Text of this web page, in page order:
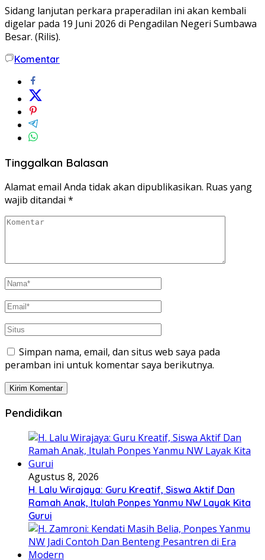
Sidang lanjutan perkara praperadilan ini akan kembali
digelar pada 19 Juni 2026 di Pengadilan Negeri Sumbawa
Besar. (Rilis).
Komentar
Tinggalkan Balasan
Alamat email Anda tidak akan dipublikasikan. Ruas yang
wajib ditandai *
Simpan nama, email, dan situs web saya pada
peramban ini untuk komentar saya berikutnya.
Pendidikan
Agustus 8, 2026
H. Lalu Wirajaya: Guru Kreatif, Siswa Aktif Dan
Ramah Anak, Itulah Ponpes Yanmu NW Layak Kita
Gurui